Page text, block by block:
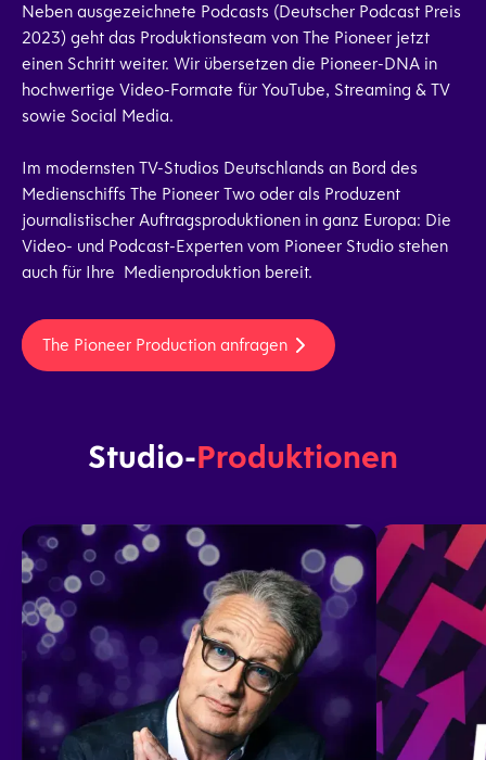
Neben ausgezeichnete Podcasts (Deutscher Podcast Preis
2023) geht das Produktionsteam von The Pioneer jetzt
einen Schritt weiter. Wir übersetzen die Pioneer-DNA in
hochwertige Video-Formate für YouTube, Streaming & TV
sowie Social Media.
Im modernsten TV-Studios Deutschlands an Bord des
Medienschiffs The Pioneer Two oder als Produzent
journalistischer Auftragsproduktionen in ganz Europa: Die
Video- und Podcast-Experten vom Pioneer Studio stehen
auch für Ihre Medienproduktion bereit.
The Pioneer Production anfragen
Studio-Produktionen